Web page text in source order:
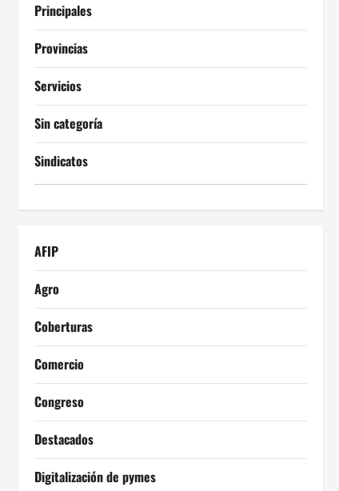
Principales
Provincias
Servicios
Sin categoría
Sindicatos
AFIP
Agro
Coberturas
Comercio
Congreso
Destacados
Digitalización de pymes